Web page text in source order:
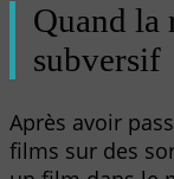
Quand la
subversif
Après avoir
films sur des